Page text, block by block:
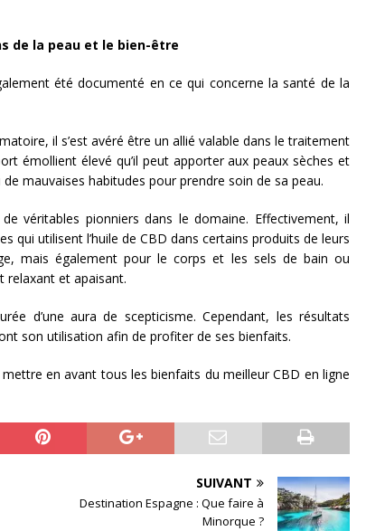
de la peau et le bien-être
été documenté en ce qui concerne la santé de la
il s’est avéré être un allié valable dans le traitement
émollient élevé qu’il peut apporter aux peaux sèches et
mauvaises habitudes pour prendre soin de sa peau.
véritables pionniers dans le domaine. Effectivement, il
qui utilisent l’huile de CBD dans certains produits de leurs
mais également pour le corps et les sels de bain ou
relaxant et apaisant.
d’une aura de scepticisme. Cependant, les résultats
son utilisation afin de profiter de ses bienfaits.
en avant tous les bienfaits du meilleur CBD en ligne
SUIVANT
Destination Espagne : Que faire à
Minorque ?